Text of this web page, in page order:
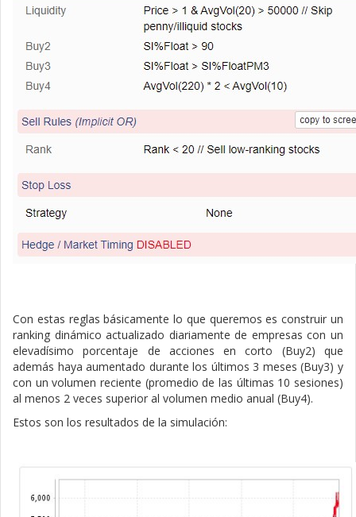
Con estas reglas básicamente lo que queremos es construir un
ranking dinámico actualizado diariamente de empresas con un
elevadísimo porcentaje de acciones en corto (Buy2) que
además haya aumentado durante los últimos 3 meses (Buy3) y
con un volumen reciente (promedio de las últimas 10 sesiones)
al menos 2 veces superior al volumen medio anual (Buy4).
Estos son los resultados de la simulación: